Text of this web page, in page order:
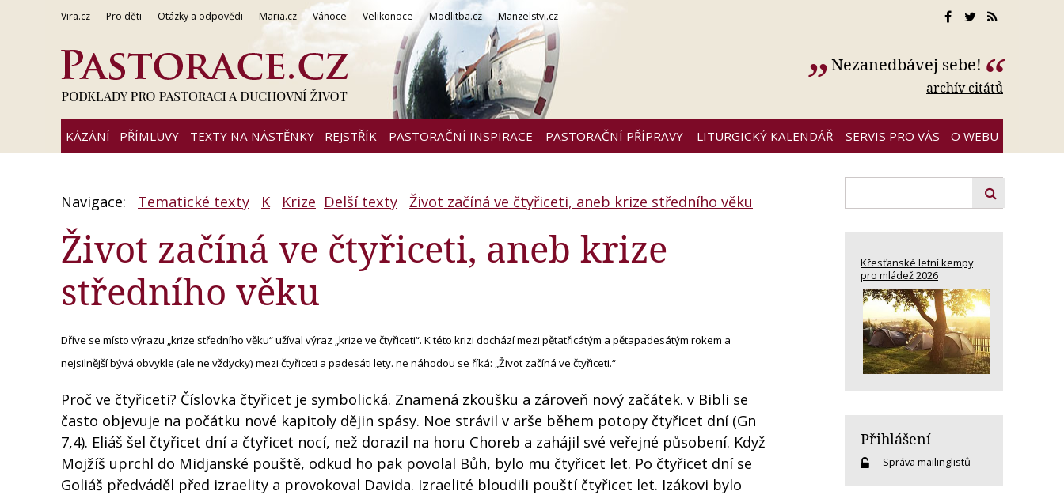
Vira.cz Pro děti Otázky a odpovědi Maria.cz Vánoce Velikonoce Modlitba.cz Manzelstvi.cz
Nezanedbávej sebe!
-archív citátů
KÁZÁNÍ PŘÍMLUVY TEXTY NA NÁSTĚNKY REJSTŘÍK PASTORAČNÍ INSPIRACE PASTORAČNÍ PŘÍPRAVY LITURGICKÝ KALENDÁŘ SERVIS PRO VÁS O WEBU
Navigace: Tematické texty K Krize Delší texty Život začíná ve čtyřiceti, aneb krize středního věku
Život začíná ve čtyřiceti, aneb krize
středního věku
Dříve se místo výrazu „krize středního věku“ užíval výraz „krize ve čtyřiceti“. K této krizi dochází mezi pětatřicátým a pětapadesátým rokem a
nejsilnější bývá obvykle (ale ne vždycky) mezi čtyřiceti a padesáti lety. ne náhodou se říká: „Život začíná ve čtyřiceti.“
Proč ve čtyřiceti? Číslovka čtyřicet je symbolická. Znamená zkoušku a zároveň nový začátek. v Bibli se
často objevuje na počátku nové kapitoly dějin spásy. Noe strávil v arše během potopy čtyřicet dní (Gn
7,4). Eliáš šel čtyřicet dní a čtyřicet nocí, než dorazil na horu Choreb a zahájil své veřejné působení. Když
Mojžíš uprchl do Midjanské pouště, odkud ho pak povolal Bůh, bylo mu čtyřicet let. Po čtyřicet dní se
Goliáš předváděl před izraelity a provokoval Davida. Izraelité bloudili pouští čtyřicet let. Izákovi bylo
Křesťanské letní kempy
pro mládež 2026
Přihlášení
Správa mailinglistů